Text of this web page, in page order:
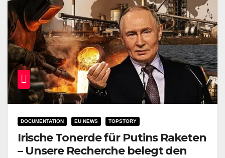
DOCUMENTATION EU NEWS TOPSTORY
Irische Tonerde für Putins Raketen
– Unsere Recherche belegt den